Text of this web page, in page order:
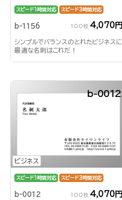
スピード1時間対応 スピード3時間対応
b-1156 100枚 4,070円
シンプルでバランスのとれたビジネスに
最適な名刺はこれだ！
ビジネス
b-0012
スピード1時間対応 スピード3時間対応
b-0012 100枚 4,070円